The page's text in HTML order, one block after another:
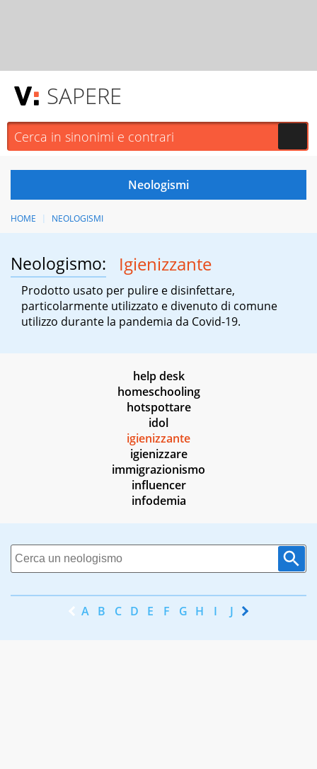
SAPERE
HOME NEOLOGISMI
Neologismo: Igienizzante
Prodotto usato per pulire e disinfettare,
particolarmente utilizzato e divenuto di comune
utilizzo durante la pandemia da Covid-19.
help desk
homeschooling
hotspottare
idol
igienizzante
igienizzare
immigrazionismo
influencer
infodemia
A B C D E F G H I J K